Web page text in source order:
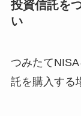
投資信託を
い
つみたて
託を購入する